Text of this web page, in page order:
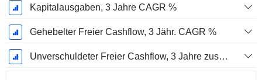
Kapitalausgaben, 3 Jahre CAGR %
Gehebelter Freier Cashflow, 3 Jähr. CAGR %
Unverschuldeter Freier Cashflow, 3 Jahre zusammengesetzte jährliche Wachstumsrate %